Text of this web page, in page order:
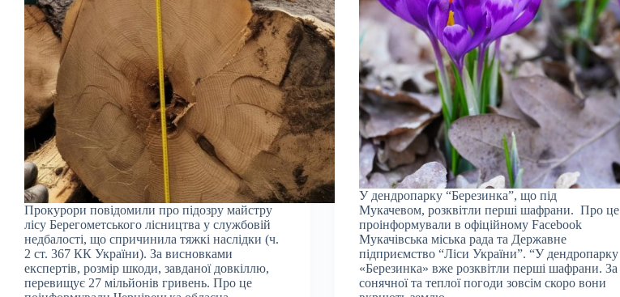
Прокурори повідомили про підозру майстру
лісу Берегометського лісництва у службовій
недбалості, що спричинила тяжкі наслідки (ч.
2 ст. 367 КК України). За висновками
експертів, розмір шкоди, завданої довкіллю,
перевищує 27 мільйонів гривень. Про це
У дендропарку “Березинка”, що під
Мукачевом, розквітли перші шафрани. Про це
проінформували в офіційному Facebook
Мукачівська міська рада та Державне
підприємство “Ліси України”. “У дендропарку
«Березинка» вже розквітли перші шафрани. За
сонячної та теплої погоди зовсім скоро вони